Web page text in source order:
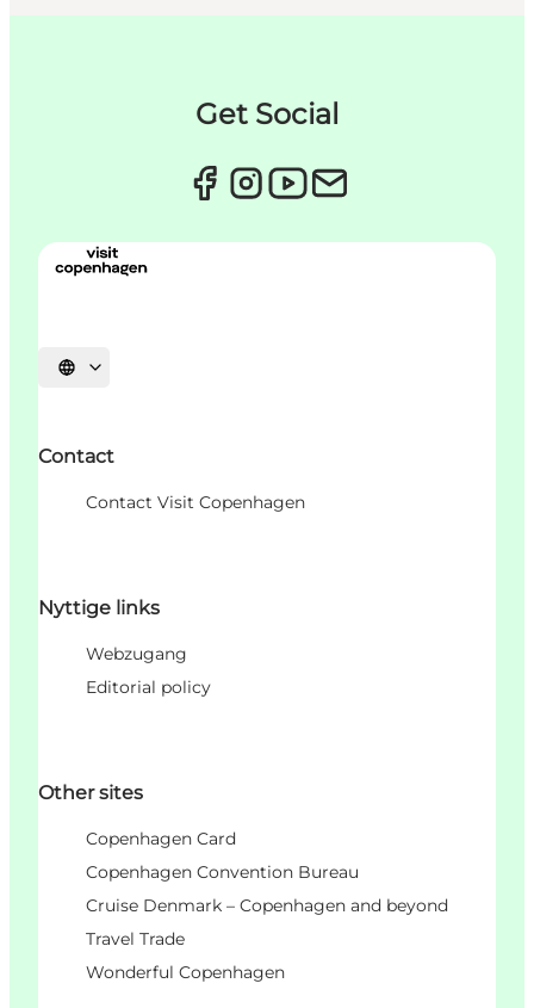
Get Social
Sprache auswählen
Contact
Contact Visit Copenhagen
Nyttige links
Webzugang
Editorial policy
Other sites
Copenhagen Card
Copenhagen Convention Bureau
Cruise Denmark – Copenhagen and beyond
Travel Trade
Wonderful Copenhagen